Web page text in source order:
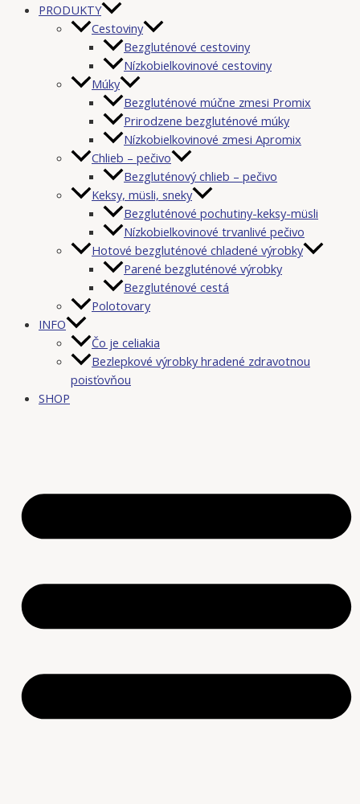
PRODUKTY
Cestoviny
Bezgluténové cestoviny
Nízkobielkovinové cestoviny
Múky
Bezgluténové múčne zmesi Promix
Prirodzene bezgluténové múky
Nízkobielkovinové zmesi Apromix
Chlieb – pečivo
Bezgluténový chlieb – pečivo
Keksy, müsli, sneky
Bezgluténové pochutiny-keksy-müsli
Nízkobielkovinové trvanlivé pečivo
Hotové bezgluténové chladené výrobky
Parené bezgluténové výrobky
Bezgluténové cestá
Polotovary
INFO
Čo je celiakia
Bezlepkové výrobky hradené zdravotnou
poisťovňou
SHOP